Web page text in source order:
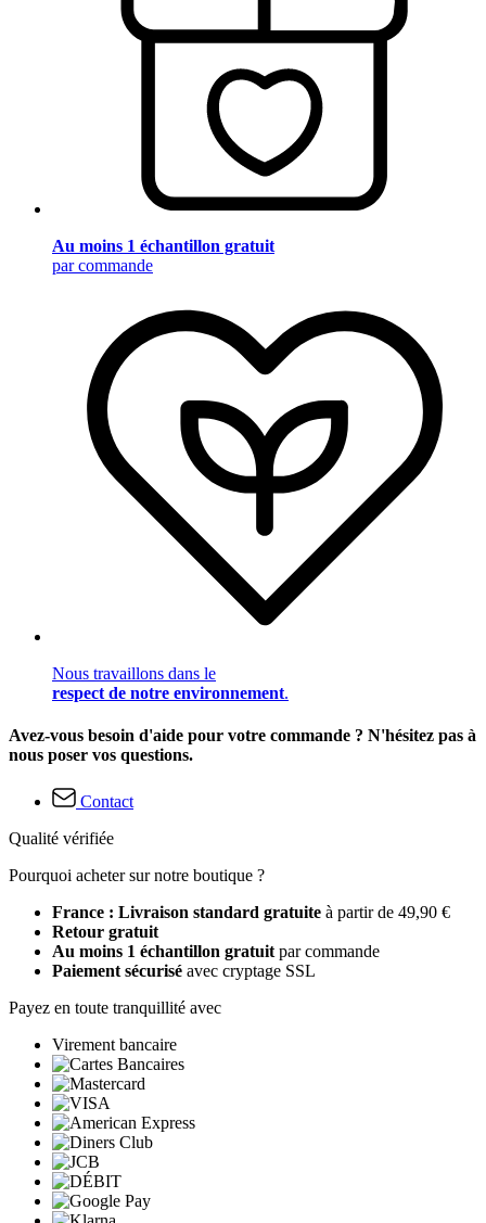
Au moins 1 échantillon gratuit
par commande
Nous travaillons dans le
respect de notre environnement.
Avez-vous besoin d'aide pour votre commande ? N'hésitez pas à
nous poser vos questions.
Contact
Qualité vérifiée
Pourquoi acheter sur notre boutique ?
France : Livraison standard gratuite à partir de 49,90 €
Retour gratuit
Au moins 1 échantillon gratuit par commande
Paiement sécurisé avec cryptage SSL
Payez en toute tranquillité avec
Virement bancaire